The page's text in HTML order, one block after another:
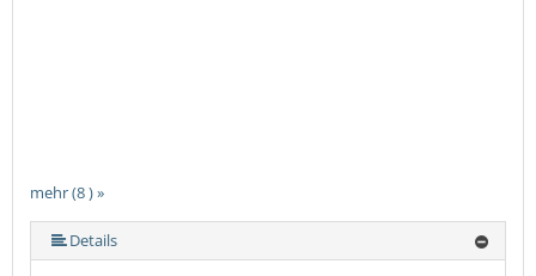
mehr (8 ) »
mehr (8 ) »
mehr (8 ) »
mehr (8 ) »
mehr (8 ) »
Details